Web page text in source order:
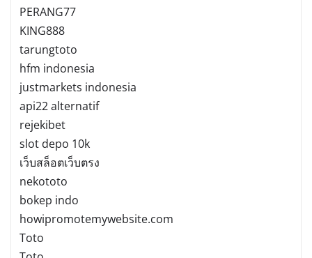
PERANG77
KING888
tarungtoto
hfm indonesia
justmarkets indonesia
api22 alternatif
rejekibet
slot depo 10k
เว็บสล็อตเว็บตรง
nekototo
bokep indo
howipromotemywebsite.com
Toto